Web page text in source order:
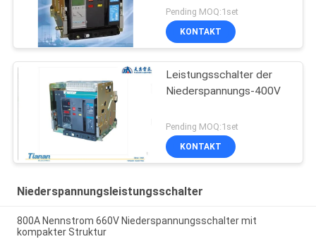
Pending MOQ:1set
KONTAKT
Leistungsschalter der
Niederspannungs-400V
Pending MOQ:1set
KONTAKT
Niederspannungsleistungsschalter
800A Nennstrom 660V Niederspannungsschalter mit
kompakter Struktur